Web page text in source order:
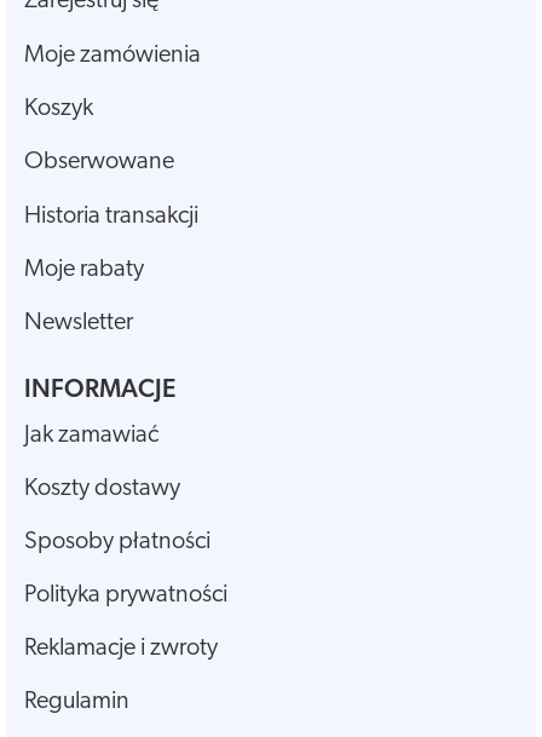
Moje zamówienia
Koszyk
Obserwowane
Historia transakcji
Moje rabaty
Newsletter
INFORMACJE
Jak zamawiać
Koszty dostawy
Sposoby płatności
Polityka prywatności
Reklamacje i zwroty
Regulamin